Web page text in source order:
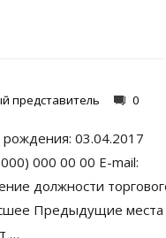
представитель 0
рождения: 03.04.2017
000 00 00 E-mail:
должности
Предыдущие места
…